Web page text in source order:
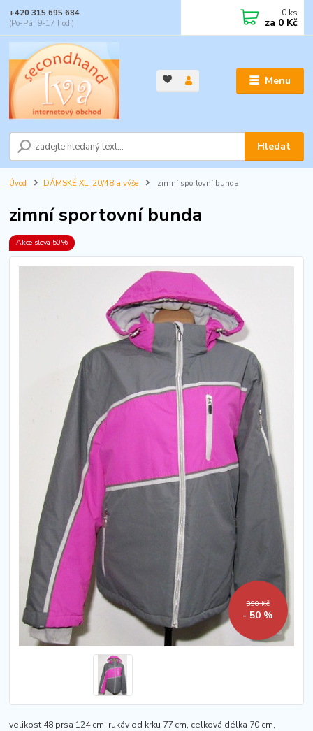
Menu
Hledat
+420 315 695 684
(Po-Pá, 9-17 hod.)
0 ks
za 0 Kč
Úvod DÁMSKÉ XL, 20/48 a výše zimní sportovní bunda
zimní sportovní bunda
Akce sleva 50%
390 Kč
- 50 %
velikost 48 prsa 124 cm, rukáv od krku 77 cm, celková délka 70 cm,